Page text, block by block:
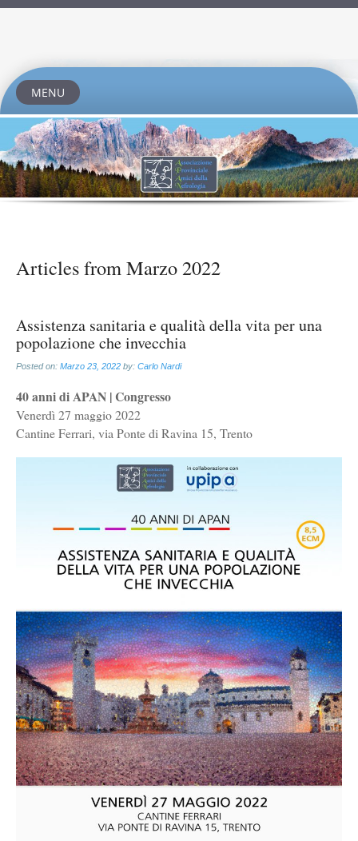
MENU
Skip
to
content
Articles fromMarzo 2022
Assistenza sanitaria e qualità della vita per una
popolazione che invecchia
Posted on: Marzo 23, 2022 by: Carlo Nardi
40 anni di APAN | Congresso
Venerdì 27 maggio 2022
Cantine Ferrari, via Ponte di Ravina 15, Trento